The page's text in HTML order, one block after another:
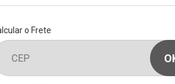
o Frete